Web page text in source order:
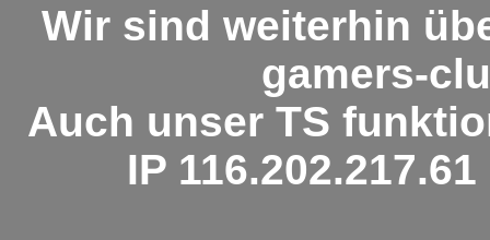
Wir sind weiterhin
gamers-
Auch unser TS
IP